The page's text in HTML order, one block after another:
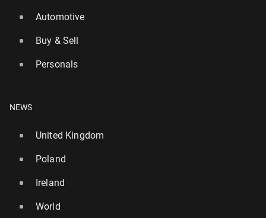
Automotive
Buy & Sell
Personals
NEWS
United Kingdom
Poland
Ireland
World